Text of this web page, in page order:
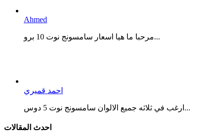
Ahmed
مرحبا ما هيا اسعار سامسونج نوت 10 برو...
احمد قميري
ارغب في ثلاثه جميع الالوان سامسونج نوت 5 دوس...
احدث المقالات